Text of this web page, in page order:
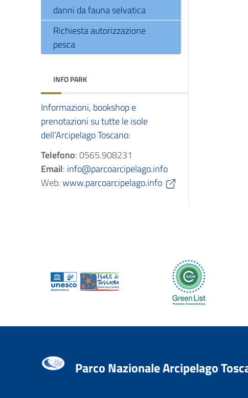
danni da fauna selvatica
Richiesta autorizzazione
pesca
INFO PARK
Informazioni, bookshop e
prenotazioni su tutte le isole
dell’Arcipelago Toscano:
Telefono: 0565.908231
Email: info@parcoarcipelago.info
Web:www.parcoarcipelago.info
Parco Nazionale Arcipelago